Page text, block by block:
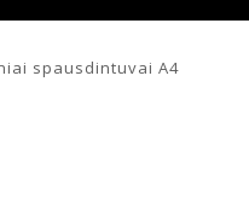
spausdintuvai A4